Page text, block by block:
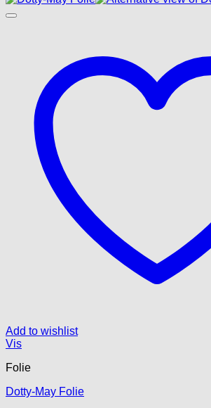
Add to wishlist
Vis
Folie
Dotty-May Folie